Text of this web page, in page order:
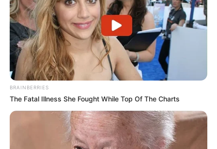
4ème: 13 LOSANGE BLEU
5ème: 11 IRISH POINT
6ème: 14 JULY FLOWER
7ème: 1 IRISH VOCATION
Les regrets ou en cas de non-partant: 6 HEWICK et/ou 9
HOME BY THE LEE
Tous les Pronos Spot du jour!
Une quarantaine de pronostics de la meilleure presse du
BRAINBERRIES
The Fatal Illness She Fought While Top Of The Charts